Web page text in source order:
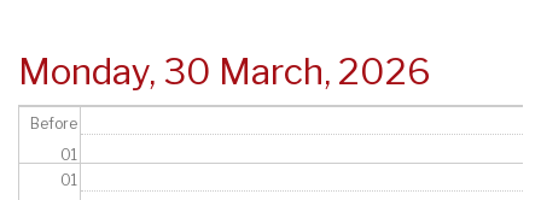
Monday, 30 March, 2026
Before
01
01